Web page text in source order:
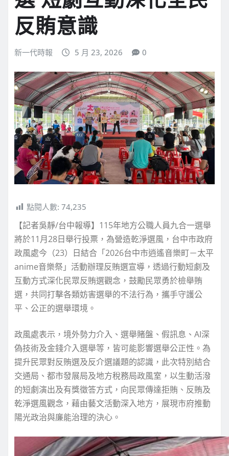
反賄意識
新一代時報 5 月 23, 2026 0
點閱人數: 74,235
【記者吳靜/台中報導】115年地方公職人員九合一選舉
將於11月28日舉行投票，為營造乾淨選風，台中市政府
政風處今（23）日結合「2026台中市逍遙音樂町－太平
anime音樂祭」活動辦理反賄選宣導，透過行動短劇及
互動方式深化民眾反賄選觀念，鼓勵民眾勇於檢舉賄
選，共同打擊各類妨害選舉的不法行為，攜手守護公
平、公正的選舉環境。
政風處表示，境外勢力介入、選舉賭盤、假訊息、AI深
偽技術及金錢介入選舉等，皆可能影響選舉公正性。為
提升民眾對反賄選及反介選議題的認識，此次特別結合
交通局、都市發展局及地方稅務局政風室，以生動活潑
的短劇演出及有獎徵答方式，向民眾傳達拒賄、反賄及
乾淨選風觀念，藉由藝文活動深入地方，展現市府推動
陽光政治與廉能治理的決心。